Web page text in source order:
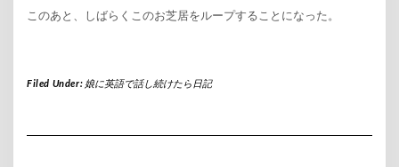
このあと、しばらくこのお芝居をループすることになった。
Filed Under: 娘に英語で話し続けたら日記